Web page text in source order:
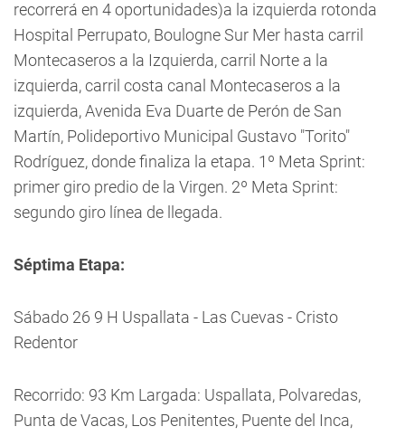
recorrerá en 4 oportunidades)a la izquierda rotonda
Hospital Perrupato, Boulogne Sur Mer hasta carril
Montecaseros a la Izquierda, carril Norte a la
izquierda, carril costa canal Montecaseros a la
izquierda, Avenida Eva Duarte de Perón de San
Martín, Polideportivo Municipal Gustavo "Torito"
Rodríguez, donde finaliza la etapa. 1º Meta Sprint:
primer giro predio de la Virgen. 2º Meta Sprint:
segundo giro línea de llegada.
Séptima Etapa:
Sábado 26 9 H Uspallata - Las Cuevas - Cristo
Redentor
Recorrido: 93 Km Largada: Uspallata, Polvaredas,
Punta de Vacas, Los Penitentes, Puente del Inca,